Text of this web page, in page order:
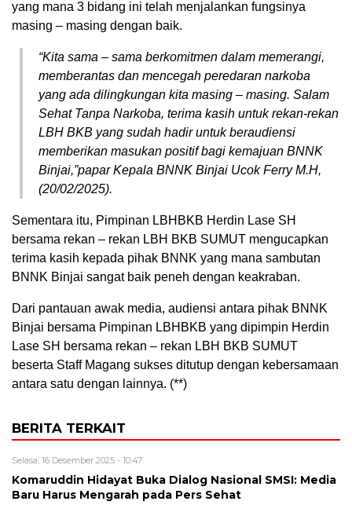
yang mana 3 bidang ini telah menjalankan fungsinya
masing – masing dengan baik.
“Kita sama – sama berkomitmen dalam memerangi,
memberantas dan mencegah peredaran narkoba
yang ada dilingkungan kita masing – masing. Salam
Sehat Tanpa Narkoba, terima kasih untuk rekan-rekan
LBH BKB yang sudah hadir untuk beraudiensi
memberikan masukan positif bagi kemajuan BNNK
Binjai,”papar Kepala BNNK Binjai Ucok Ferry M.H,
(20/02/2025).
Sementara itu, Pimpinan LBHBKB Herdin Lase SH
bersama rekan – rekan LBH BKB SUMUT mengucapkan
terima kasih kepada pihak BNNK yang mana sambutan
BNNK Binjai sangat baik peneh dengan keakraban.
Dari pantauan awak media, audiensi antara pihak BNNK
Binjai bersama Pimpinan LBHBKB yang dipimpin Herdin
Lase SH bersama rekan – rekan LBH BKB SUMUT
beserta Staff Magang sukses ditutup dengan kebersamaan
antara satu dengan lainnya. (**)
BERITA TERKAIT
Selasa, 16 Desember 2025 - 10:47
Komaruddin Hidayat Buka Dialog Nasional SMSI: Media
Baru Harus Mengarah pada Pers Sehat